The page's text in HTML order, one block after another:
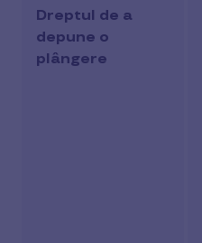
Dreptul de a
depune o
plângere